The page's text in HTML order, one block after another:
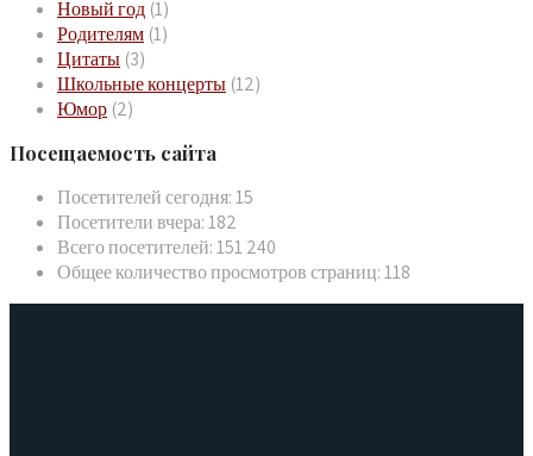
Новый год (1)
Родителям (1)
Цитаты (3)
Школьные концерты (12)
Юмор (2)
Посещаемость сайта
Посетителей сегодня:15
Посетители вчера:182
Всего посетителей:151 240
Общее количество просмотров страниц:118